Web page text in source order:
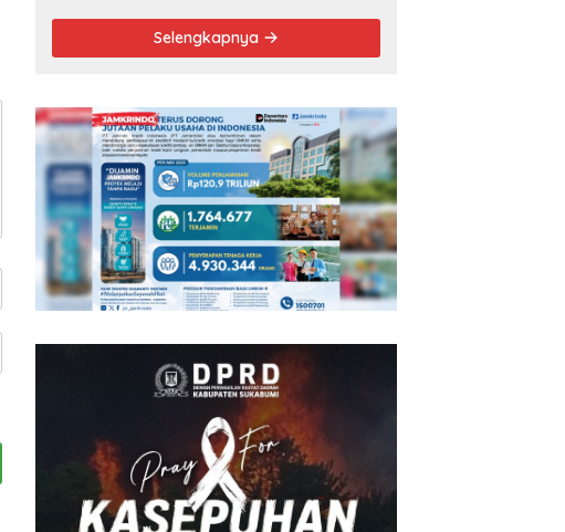
Selengkapnya